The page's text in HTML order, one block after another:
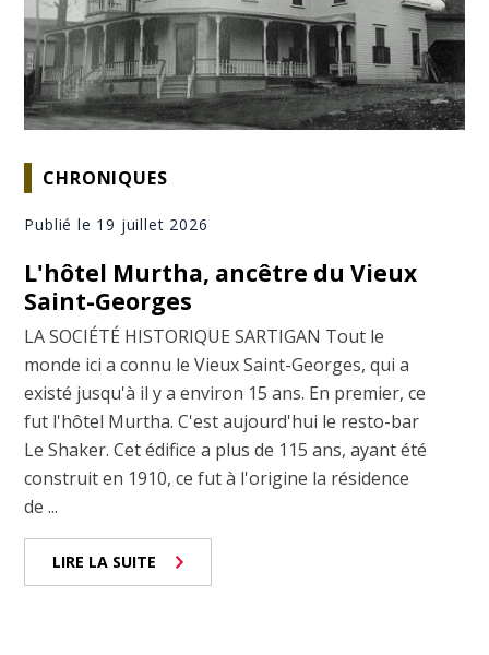
CHRONIQUES
Publié le 19 juillet 2026
L'hôtel Murtha, ancêtre du Vieux
Saint-Georges
LA SOCIÉTÉ HISTORIQUE SARTIGAN Tout le
monde ici a connu le Vieux Saint-Georges, qui a
existé jusqu'à il y a environ 15 ans. En premier, ce
fut l'hôtel Murtha. C'est aujourd'hui le resto-bar
Le Shaker. Cet édifice a plus de 115 ans, ayant été
construit en 1910, ce fut à l'origine la résidence
de ...
LIRE LA SUITE